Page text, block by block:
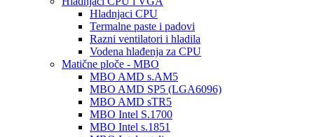
Hladnjaci CPU
Termalne paste i padovi
Razni ventilatori i hladila
Vodena hlađenja za CPU
Matične ploče - MBO
MBO AMD s.AM5
MBO AMD SP5 (LGA6096)
MBO AMD sTR5
MBO Intel S.1700
MBO Intel s.1851